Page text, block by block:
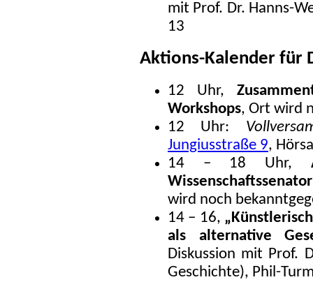
mit Prof. Dr. Hanns-
13
Aktions-Kalender für
12 Uhr,
Workshops, Ort wird
12 Uhr:
Jungiusstraße 9,
14 – 18 Uhr,
wird noch
14 – 16,
als alternative
Diskussion mit Prof.
Geschichte), Phil-